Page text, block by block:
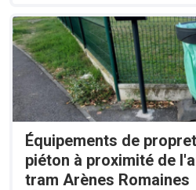
Équipements de
piéton à proximité de
tram Arènes Romaines